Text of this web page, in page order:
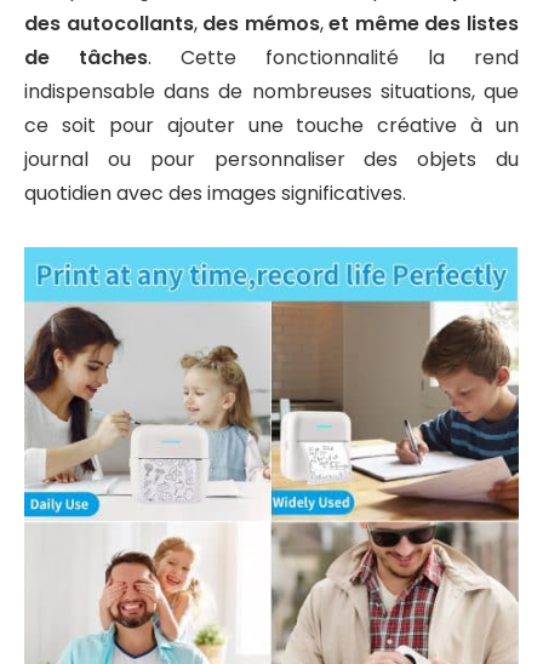
des autocollants, des mémos,et même des listes
de tâches. Cette fonctionnalité la rend
indispensable dans de nombreuses situations, que
ce soit pour ajouter une touche créative à un
journal ou pour personnaliser des objets du
quotidien avec des images significatives.